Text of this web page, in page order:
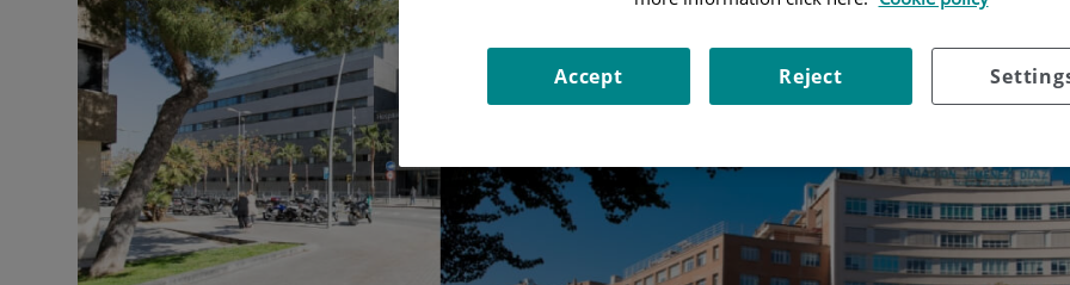
Reject
Accept